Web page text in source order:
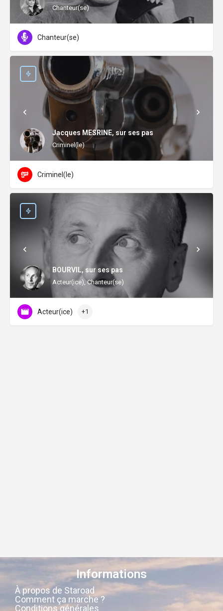
Chanteur(se)
Chanteur(se)
Jacques MESRINE, sur ses pas
Criminel(le)
Criminel(le)
BOURVIL, sur ses pas
Acteur(ice), Chanteur(se)
Acteur(ice) +1
Informations
À propos de Staroad
Comment ça marche ?
Conditions générales